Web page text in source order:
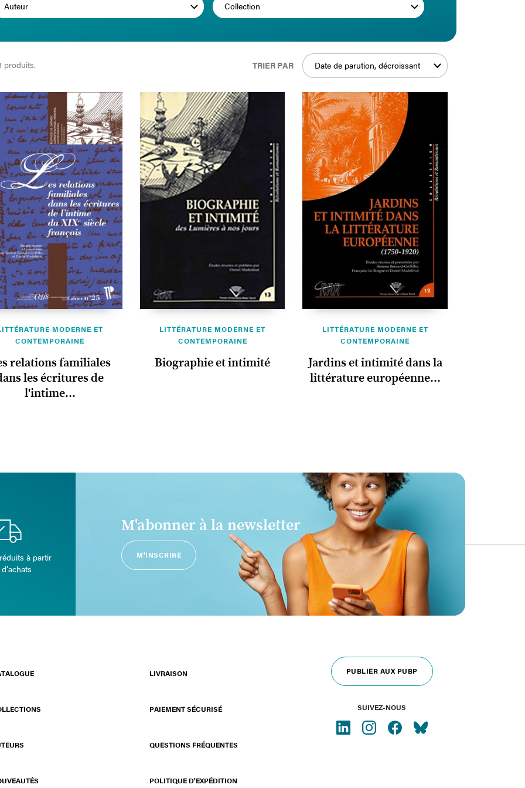
Auteur Collection
produits. TRIER PAR Date de parution, décroissant
MODERNE ET
CONTEMPORAINE
relations familiales
les écritures de
l'intime...
LITTÉRATURE MODERNE ET
CONTEMPORAINE
Biographie et intimité
LITTÉRATURE MODERNE ET
CONTEMPORAINE
Jardins et intimité dans la
littérature européenne...
à partir
M'abonner à la newsletter
M'INSCRIRE
LIVRAISON
PAIEMENT SÉCURISÉ
QUESTIONS FRÉQUENTES
POLITIQUE D'EXPÉDITION
PUBLIER AUX PUBP
SUIVEZ-NOUS